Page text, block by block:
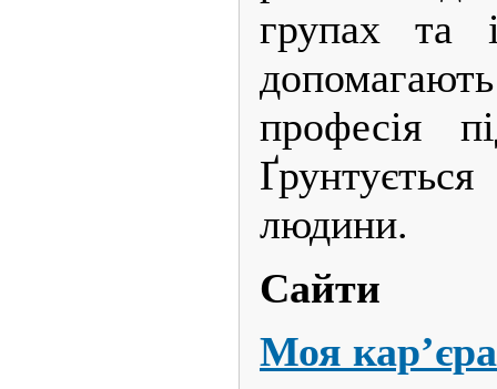
групах та
професія
людини.
Сайти
Моя кар’єра